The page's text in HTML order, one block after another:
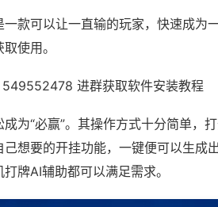
款可以让一直输的玩家，快速成为
使用。
进群获取软件安装教程
为“必赢”。其操作方式十分简单，
想要的开挂功能，一键便可以生成
牌AI辅助都可以满足需求。